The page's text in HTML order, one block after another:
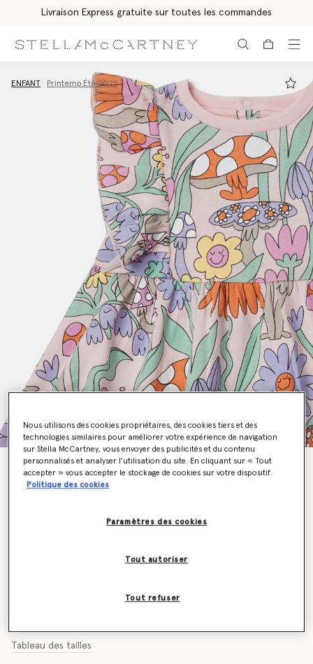
Livraison Express gratuite sur toutes les commandes
ENFANT Printemp Été 2025
Robe plissee a mancherons avec imprime foret
Prix réduit à partir de
€75.00jusqu’à
€45.00
Tableau des tailles
Nous utilisons des cookies propriétaires, des cookies tiers et des
technologies similaires pour améliorer votre expérience de navigation
sur Stella McCartney, vous envoyer des publicités et du contenu
personnalisés et analyser l’utilisation du site. En cliquant sur « Tout
accepter » vous accepter le stockage de cookies sur votre dispositif.
Politique des cookies
Paramètres des cookies
Tout refuser
Tout autoriser